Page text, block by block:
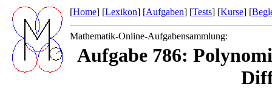
[Home] [Lexikon] [Aufgaben] [Tests] [Kurse] [
Mathematik-Online-Aufgabensammlung:
Aufgabe 786: